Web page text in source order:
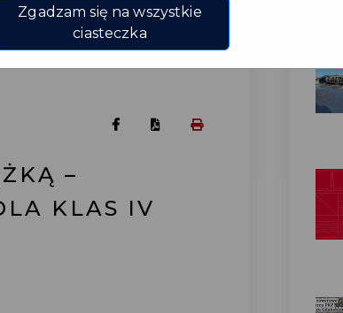
–
KLAS IV
Zgadzam się na wszystkie
ciasteczka